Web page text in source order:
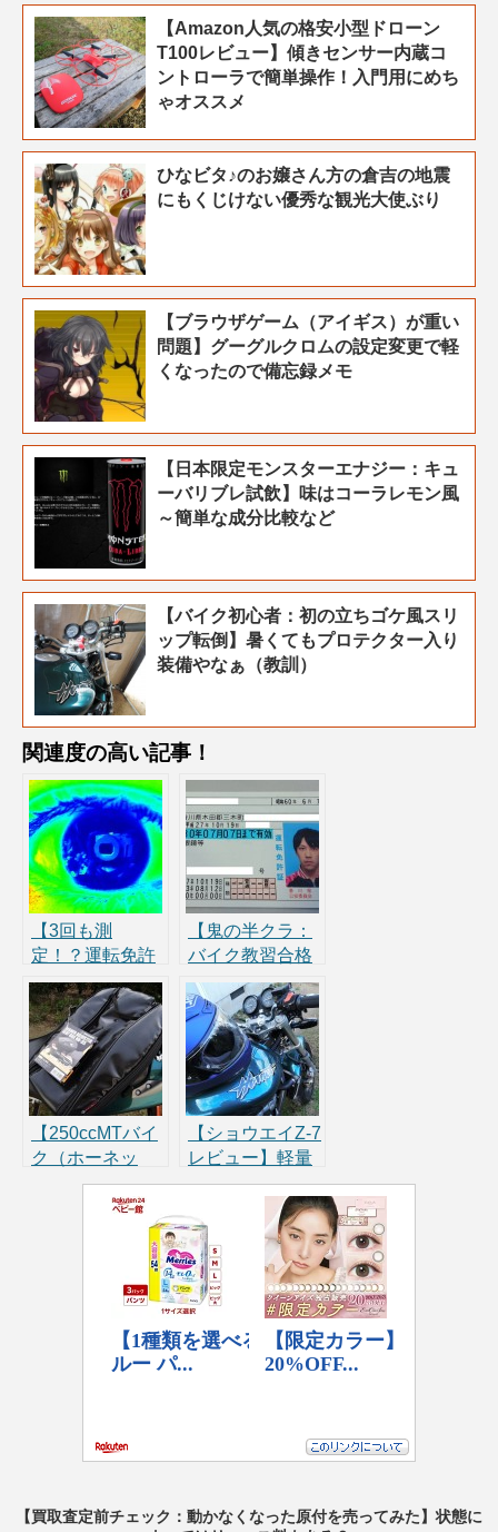
【Amazon人気の格安小型ドローン
T100レビュー】傾きセンサー内蔵コ
ントローラで簡単操作！入門用にめち
ゃオススメ
ひなビタ♪のお嬢さん方の倉吉の地震
にもくじけない優秀な観光大使ぶり
【ブラウザゲーム（アイギス）が重い
問題】グーグルクロムの設定変更で軽
くなったので備忘録メモ
【日本限定モンスターエナジー：キュ
ーバリブレ試飲】味はコーラレモン風
～簡単な成分比較など
【バイク初心者：初の立ちゴケ風スリ
ップ転倒】暑くてもプロテクター入り
装備やなぁ（教訓）
関連度の高い記事！
【3回も測
定！？運転免許
の視力検査】合
格基準と不安な
場合のネット視
力検査！もし落
ちた場合は？
【鬼の半クラ：
バイク教習合格
のコツ】クラン
ク・一本橋は鬼
半とリアブレー
キで攻略や！
【250ccMTバイ
ク（ホーネッ
ト）にシートバ
ッグ装着】デグ
ナー「NB-95」
レビュー！取り
外せばショルダ
【ショウエイZ-7
レビュー】軽量
フルフェイスは
初ヘルメットに
もオススメ！エ
アインテークな
ど紹介
【買取査定前チェック：動かなくなった原付を売ってみた】状態に